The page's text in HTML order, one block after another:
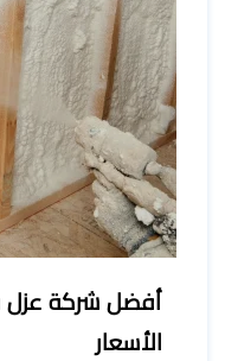
أفضل شركة عزل
الأسعار